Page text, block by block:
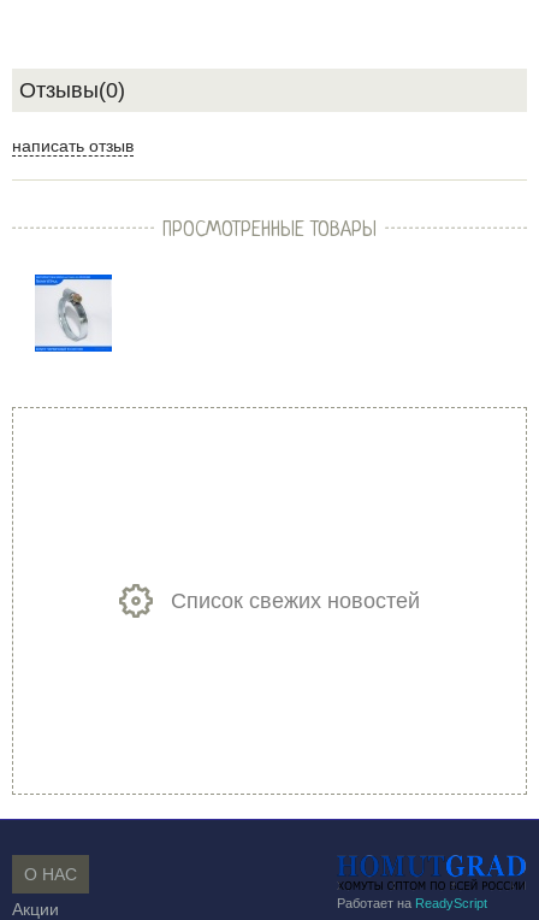
Отзывы(0)
написать отзыв
ПРОСМОТРЕННЫЕ ТОВАРЫ
Список свежих новостей
Работает на ReadyScript
О НАС
Акции